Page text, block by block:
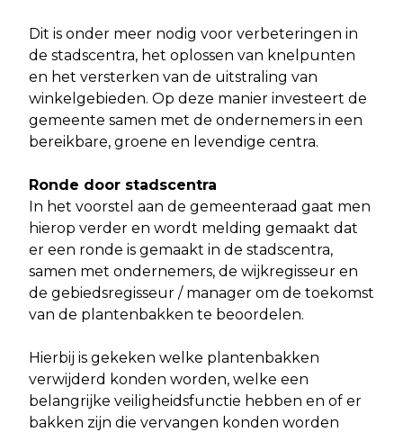
Dit is onder meer nodig voor verbeteringen in
de stadscentra, het oplossen van knelpunten
en het versterken van de uitstraling van
winkelgebieden. Op deze manier investeert de
gemeente samen met de ondernemers in een
bereikbare, groene en levendige centra.
Ronde door stadscentra
In het voorstel aan de gemeenteraad gaat men
hierop verder en wordt melding gemaakt dat
er een ronde is gemaakt in de stadscentra,
samen met ondernemers, de wijkregisseur en
de gebiedsregisseur / manager om de toekomst
van de plantenbakken te beoordelen.
Hierbij is gekeken welke plantenbakken
verwijderd konden worden, welke een
belangrijke veiligheidsfunctie hebben en of er
bakken zijn die vervangen konden worden